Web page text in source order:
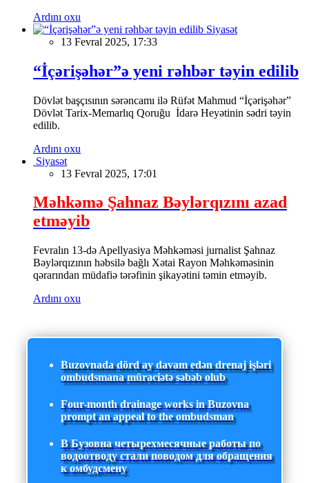
Ardını oxu
Siyasət
13 Fevral 2025, 17:33
“İçərişəhər”ə yeni rəhbər təyin edilib
Dövlət başçısının sərəncamı ilə Rüfət Mahmud “İçərişəhər”
Dövlət Tarix-Memarlıq Qoruğu İdarə Heyətinin sədri təyin
edilib.
Ardını oxu
Siyasət
13 Fevral 2025, 17:01
Məhkəmə Şahnaz Bəylərqızını azad
etməyib
Fevralın 13-də Apellyasiya Məhkəməsi jurnalist Şahnaz
Bəylərqızının həbsilə bağlı Xətai Rayon Məhkəməsinin
qərarından müdafiə tərəfinin şikayətini təmin etməyib.
Ardını oxu
Buzovnada dörd ay davam edən drenaj işləri
ombudsmana müraciətə səbəb olub
Four-month drainage works in Buzovna
prompt an appeal to the ombudsman
В Бузовна четырехмесячные работы по
водоотводу стали поводом для обращения
к омбудсмену